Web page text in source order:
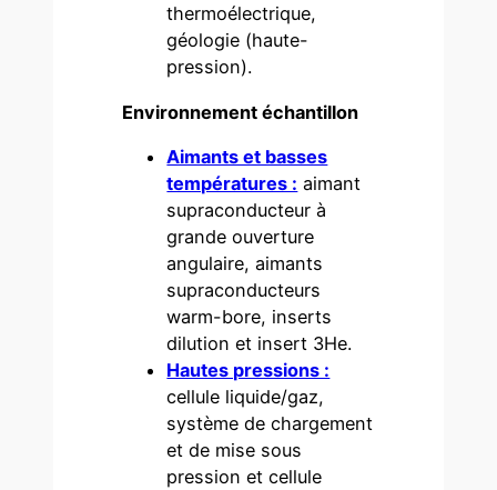
thermoélectrique,
géologie (haute-
pression).
Environnement échantillon
Aimants et basses
températures : aimant
supraconducteur à
grande ouverture
angulaire, aimants
supraconducteurs
warm-bore, inserts
dilution et insert 3He.
Hautes pressions :
cellule liquide/gaz,
système de chargement
et de mise sous
pression et cellule